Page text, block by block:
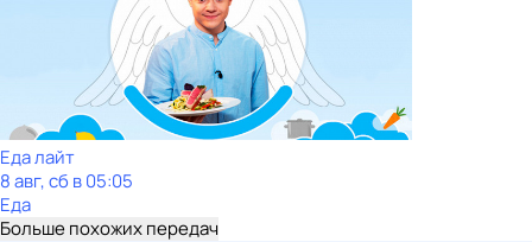
Еда лайт
8 авг, сб в 05:05
Еда
Больше похожих передач